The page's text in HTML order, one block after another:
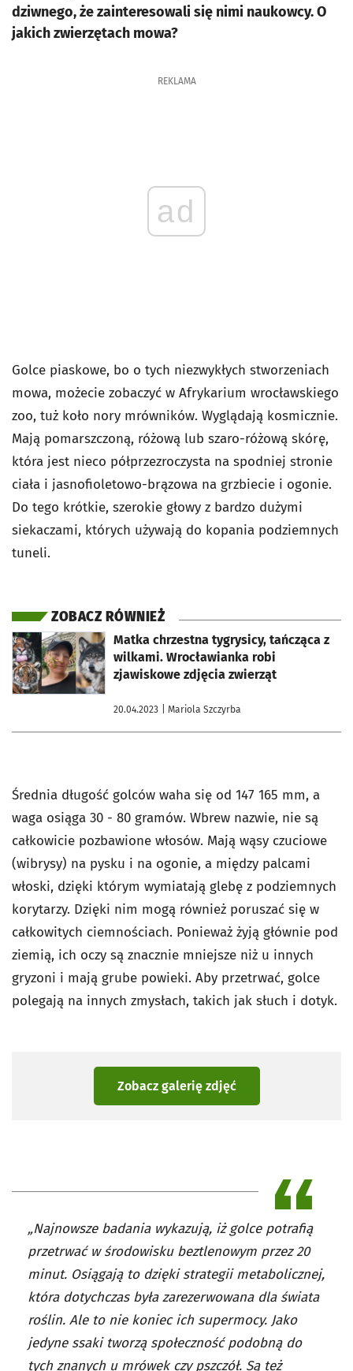
dziwnego, że zainteresowali się nimi naukowcy. O
jakich zwierzętach mowa?
REKLAMA
ad
Golce piaskowe, bo o tych niezwykłych stworzeniach
mowa, możecie zobaczyć w Afrykarium wrocławskiego
zoo, tuż koło nory mrówników. Wyglądają kosmicznie.
Mają pomarszczoną, różową lub szaro-różową skórę,
która jest nieco półprzezroczysta na spodniej stronie
ciała i jasnofioletowo-brązowa na grzbiecie i ogonie.
Do tego krótkie, szerokie głowy z bardzo dużymi
siekaczami, których używają do kopania podziemnych
tuneli.
ZOBACZ RÓWNIEŻ
Matka chrzestna tygrysicy, tańcząca z
wilkami. Wrocławianka robi
zjawiskowe zdjęcia zwierząt
20.04.2023 | Mariola Szczyrba
otworzy się w nowej karcie
Średnia długość golców waha się od 147 165 mm, a
waga osiąga 30 - 80 gramów. Wbrew nazwie, nie są
całkowicie pozbawione włosów. Mają wąsy czuciowe
(wibrysy) na pysku i na ogonie, a między palcami
włoski, dzięki którym wymiatają glebę z podziemnych
korytarzy. Dzięki nim mogą również poruszać się w
całkowitych ciemnościach. Ponieważ żyją głównie pod
ziemią, ich oczy są znacznie mniejsze niż u innych
gryzoni i mają grube powieki. Aby przetrwać, golce
polegają na innych zmysłach, takich jak słuch i dotyk.
Zobacz galerię zdjęć
„Najnowsze badania wykazują, iż golce potrafią
przetrwać w środowisku beztlenowym przez 20
minut. Osiągają to dzięki strategii metabolicznej,
która dotychczas była zarezerwowana dla świata
roślin. Ale to nie koniec ich supermocy. Jako
jedyne ssaki tworzą społeczność podobną do
tych znanych u mrówek czy pszczół. Są też